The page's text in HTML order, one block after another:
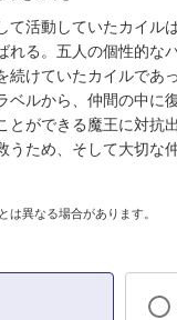
て活動していたカイル
れる。五人の個性的な
続けていたカイルであ
ベルから、仲間の中に
とができる魔王に対抗
うため、そして大切な
異なる場合があります。